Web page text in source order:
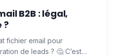
B2B : légal,
?
fichier email pour
de leads ? 🤔 C’est